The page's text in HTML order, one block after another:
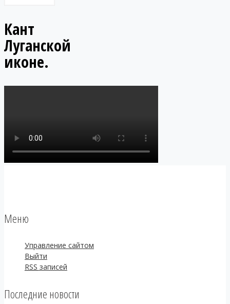
Кант
Луганской
иконе.
Меню
Управление сайтом
Выйти
RSS записей
Последние новости